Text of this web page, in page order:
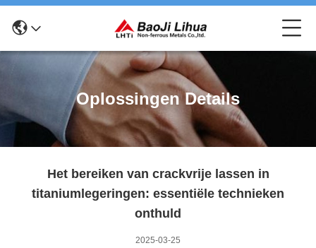
Oplossingen Details
Het bereiken van crackvrije lassen in
titaniumlegeringen: essentiële technieken
onthuld
2025-03-25